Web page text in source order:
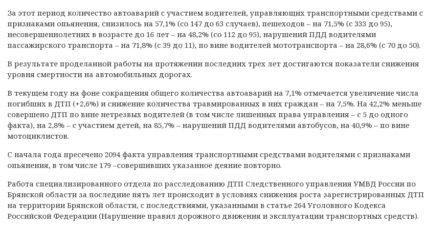
За этот период количество автоаварий с участием водителей, управляющих транспортными средствами с
признаками опьянения, снизилось на 57,1% (со 147 до 63 случаев), пешеходов – на 71,5% (с 333 до 95),
несовершеннолетних в возрасте до 16 лет – на 48,2% (со 112 до 95), нарушений ПДД водителями
пассажирского транспорта – на 71,8% (с 39 до 11), по вине водителей мототранспорта – на 28,6% (с 70 до 50).
В результате проделанной работы на протяжении последних трех лет достигаются показатели снижения
уровня смертности на автомобильных дорогах.
В текущем году на фоне сокращения общего количества автоаварий на 7,1% отмечается увеличение числа
погибших в ДТП (+2,6%) и снижение количества травмированных в них граждан – на 7,5%. На 42,2% меньше
совершено ДТП по вине нетрезвых водителей (в том числе лишенных права управления – с 5 до одного
факта), на 2,8% – с участием детей, на 85,7% – нарушений ПДД водителями автобусов, на 40,9% – по вине
мотоциклистов.
С начала года пресечено 2094 факта управления транспортными средствами водителями с признаками
опьянения, в том числе 179 –совершивших указанное деяние повторно.
Работа специализированного отдела по расследованию ДТП Следственного управления УМВД России по
Брянской области за последние пять лет происходит в условиях снижения роста зарегистрированных ДТП
на территории Брянской области, с последствиями, указанными в статье 264 Уголовного Кодекса
Российской Федерации (Нарушение правил дорожного движения и эксплуатации транспортных средств).